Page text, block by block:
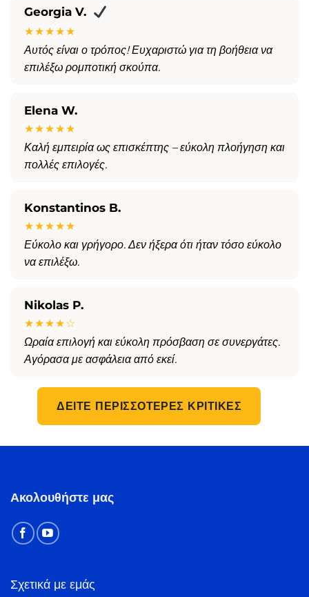
Georgia V.
★★★★★
Αυτός είναι ο τρόπος! Ευχαριστώ για τη βοήθεια να
επιλέξω ρομποτική σκούπα.
Elena W.
★★★★★
Καλή εμπειρία ως επισκέπτης – εύκολη πλοήγηση και
πολλές επιλογές.
Konstantinos B.
★★★★★
Εύκολο και γρήγορο. Δεν ήξερα ότι ήταν τόσο εύκολο
να επιλέξω.
Nikolas P.
★★★★☆
Ωραία επιλογή και εύκολη πρόσβαση σε συνεργάτες.
Αγόρασα με ασφάλεια από εκεί.
ΔΕΊΤΕ ΠΕΡΙΣΣΌΤΕΡΕΣ ΚΡΙΤΙΚΈΣ
Ακολουθήστε μας
Σχετικά με εμάς